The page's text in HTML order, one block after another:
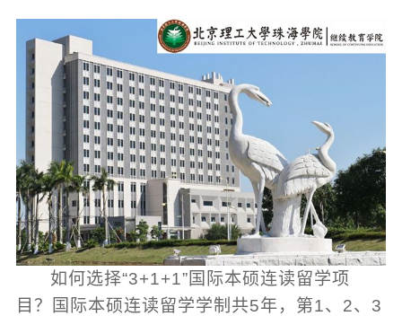
如何选择“3+1+1”国际本硕连读留学项
目？国际本硕连读留学学制共5年，第1、2、3